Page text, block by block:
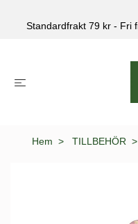
Standardfrakt 79 kr - Fri
Hem TILLBEHÖR